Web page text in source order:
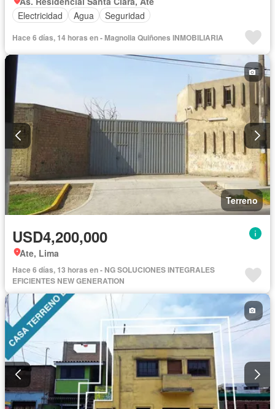
Electricidad
Agua Seguridad
Hace 6 días, 14 horas en - Magnolia Quiñones INMOBILIARIA
Terreno
USD4,200,000
Ate, Lima
Hace 6 días, 13 horas en - NG SOLUCIONES INTEGRALES
EFICIENTES NEW GENERATION